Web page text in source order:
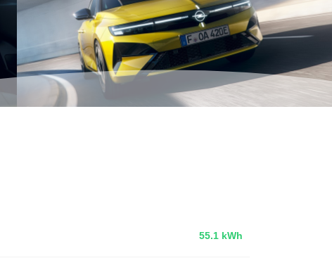
55.1 kWh